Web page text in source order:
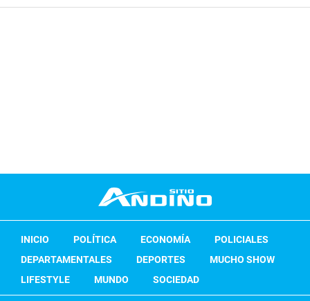
INICIO POLÍTICA ECONOMÍA
POLICIALES
DEPARTAMENTALES
DEPORTES
MUCHO SHOW
LIFESTYLE
MUNDO SOCIEDAD